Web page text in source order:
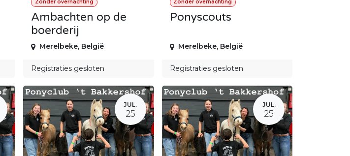
Zonder overnachting
Ambachten op de
boerderij
Merelbeke, België
Registraties gesloten
Zonder overnachting
Ponyscouts
Merelbeke, België
Registraties gesloten
JUL.
25
JUL.
25